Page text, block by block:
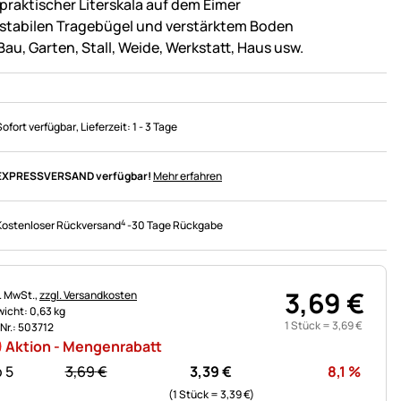
Literskala auf dem Eimer
Tragebügel und verstärktem Boden
Garten, Stall, Weide, Werkstatt, Haus usw.
verfügbar, Lieferzeit:1 - 3 Tage
verfügbar!Mehr erfahren
Rückversand4-30 Tage Rückgabe
MwSt.,zzgl. Versandkosten
0,63 kg
503712
3,69€
1 Stück =3,69€
Aktion - Mengenrabatt
5
statt:
3,69€ 3,39€
(1 Stück =3,39€)
8,1 %